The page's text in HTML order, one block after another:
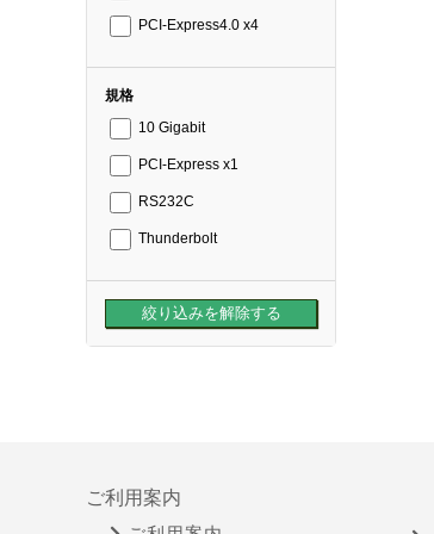
PCI-Express4.0 x4
規格
10 Gigabit
PCI-Express x1
RS232C
Thunderbolt
ご利用案内